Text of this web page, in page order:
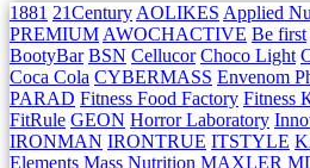
1881 21Century AOLIKES Applied
PREMIUM AWOCHACTIVE Be first
BootyBar BSN Cellucor Choco Light
Coca Cola CYBERMASS Envenom
PARAD Fitness Food Factory Fitness
FitRule GEON Horror Laboratory
IRONMAN IRONTRUE ITSTYLE
Elements Mass Nutrition MAXLER